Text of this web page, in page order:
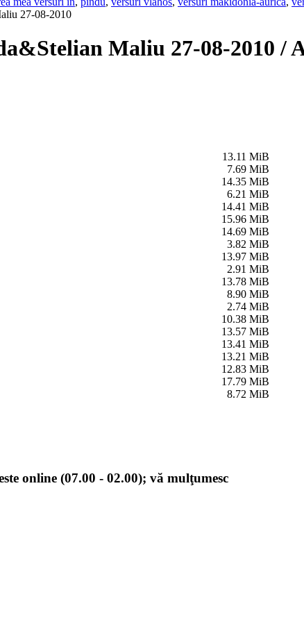
27-08-2010
Maliu 27-08-2010 /
13.11 MiB
7.69 MiB
14.35 MiB
6.21 MiB
14.41 MiB
15.96 MiB
14.69 MiB
3.82 MiB
13.97 MiB
2.91 MiB
13.78 MiB
8.90 MiB
2.74 MiB
10.38 MiB
13.57 MiB
13.41 MiB
13.21 MiB
12.83 MiB
17.79 MiB
8.72 MiB
online (07.00 - 02.00); vă mulţumesc